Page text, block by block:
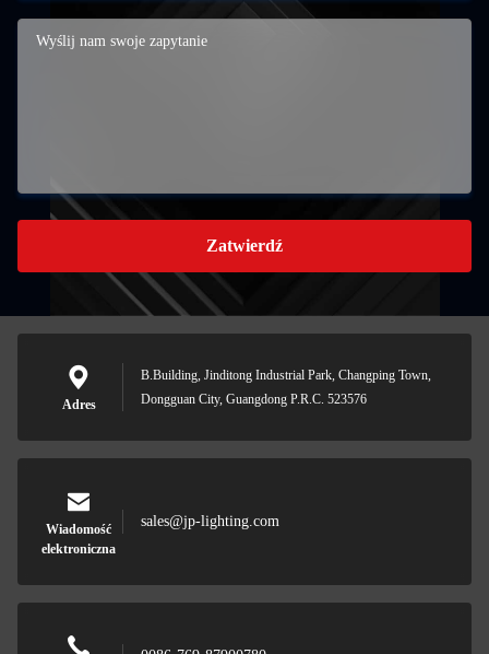
Zatwierdź
Adres
B.Building, Jinditong Industrial Park, Changping Town,
Dongguan City, Guangdong P.R.C. 523576
Wiadomość
elektroniczna
sales@jp-lighting.com